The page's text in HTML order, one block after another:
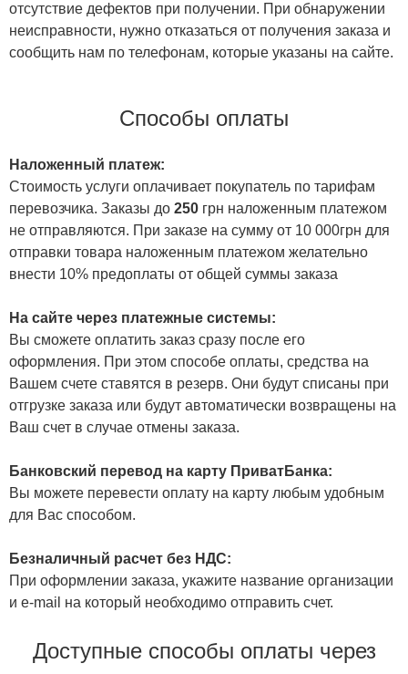
отсутствие дефектов при получении. При обнаружении
неисправности, нужно отказаться от получения заказа и
сообщить нам по телефонам, которые указаны на сайте.
Способы оплаты
Наложенный платеж:
Стоимость услуги оплачивает покупатель по тарифам
перевозчика. Заказы до 250 грн наложенным платежом
не отправляются. При заказе на сумму от 10 000грн для
отправки товара наложенным платежом желательно
внести 10% предоплаты от общей суммы заказа
На сайте через платежные системы:
Вы сможете оплатить заказ сразу после его
оформления. При этом способе оплаты, средства на
Вашем счете ставятся в резерв. Они будут списаны при
отгрузке заказа или будут автоматически возвращены на
Ваш счет в случае отмены заказа.
Банковский перевод на карту ПриватБанка:
Вы можете перевести оплату на карту любым удобным
для Вас способом.
Безналичный расчет без НДС:
При оформлении заказа, укажите название организации
и e-mail на который необходимо отправить счет.
Доступные способы оплаты через